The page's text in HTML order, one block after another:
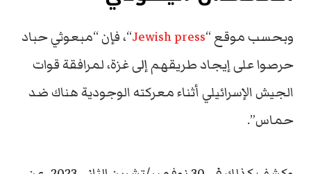
وبحسب موقع “Jewish press“، فإن “مبعوثي حباد
حرصوا على إيجاد طريقهم إلى غزة، لمرافقة قوات
الجيش الإسرائيلي أثناء معركته الوجودية هناك ضد
حماس”.